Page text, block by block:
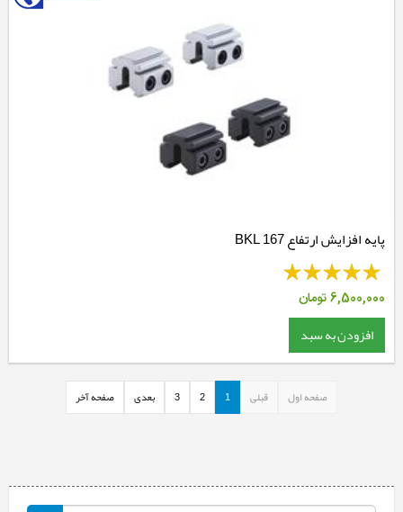
پایه افزایش ارتفاع BKL 167
6,500,000تومان
افزودن به سبد
صفحه اول قبلی 1
2
3 بعدی صفحه آخر